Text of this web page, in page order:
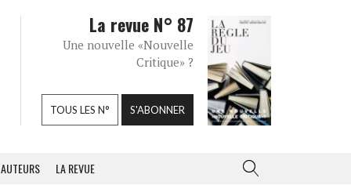
La revue N° 87
Une nouvelle «Nouvelle
Critique» ?
TOUS LES N° S'ABONNER
AUTEURS LA REVUE